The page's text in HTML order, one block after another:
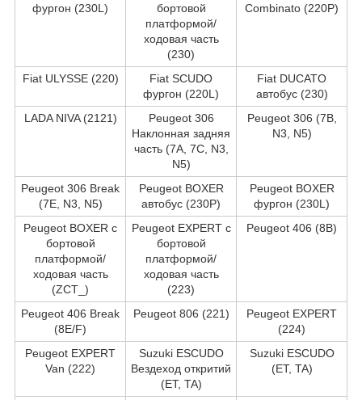
фургон (230L)
бортовой
платформой/
ходовая часть
(230)
Combinato (220P)
Fiat ULYSSE (220)
Fiat SCUDO
фургон (220L)
Fiat DUCATO
автобус (230)
LADA NIVA (2121)
Peugeot 306
Наклонная задняя
часть (7A, 7C, N3,
N5)
Peugeot 306 (7B,
N3, N5)
Peugeot 306 Break
(7E, N3, N5)
Peugeot BOXER
автобус (230P)
Peugeot BOXER
фургон (230L)
Peugeot BOXER c
бортовой
платформой/
ходовая часть
(ZCT_)
Peugeot EXPERT c
бортовой
платформой/
ходовая часть
(223)
Peugeot 406 (8B)
Peugeot 406 Break
(8E/F)
Peugeot 806 (221)
Peugeot EXPERT
(224)
Peugeot EXPERT
Van (222)
Suzuki ESCUDO
Вездеход откритий
(ET, TA)
Suzuki ESCUDO
(ET, TA)